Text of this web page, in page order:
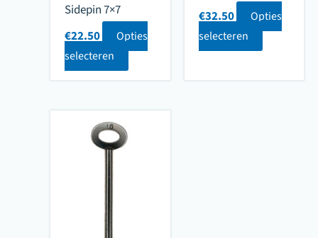
Sidepin 7×7
€22.50
Opties
selecteren
€32.50
Opties
selecteren